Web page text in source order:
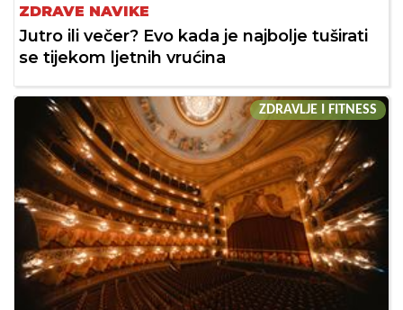
ZDRAVE NAVIKE
Jutro ili večer? Evo kada je najbolje tuširati
se tijekom ljetnih vrućina
ZDRAVLJE I FITNESS